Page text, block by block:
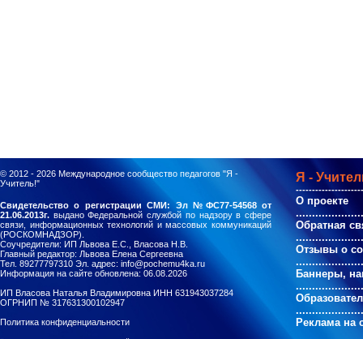
© 2012 - 2026 Международное сообщество педагогов "Я -
Учитель!"
Я -
О проекте
Обратная
Отзывы о
Баннеры,
Реклама на
Свидетельство о регистрации СМИ: Эл №ФС77-54568 от
21.06.2013г. выдано Федеральной службой по надзору в сфере
связи, информационных технологий и массовых коммуникаций
(РОСКОМНАДЗОР).
Соучредители: ИП Львова Е.С., Власова Н.В.
Главный редактор: Львова Елена Сергеевна
Тел. 89277797310 Эл. адрес: info@pochemu4ka.ru
Информация на сайте обновлена: 06.08.2026
ИП Власова Наталья Владимировна ИНН 631943037284
ОГРНИП № 317631300102947
Политика конфиденциальности